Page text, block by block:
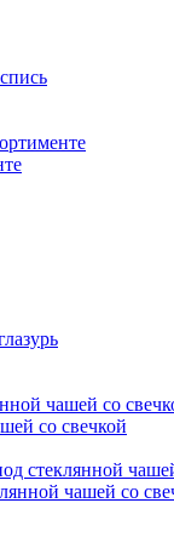
со свечкой
чашей со